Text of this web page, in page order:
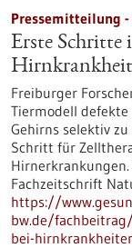
Pressemitteilung -
Erste Schritte
Freiburger
Tiermodell
Gehirns selektiv
Schritt für
Fachzeitschrift
https://
bw.de/
bei-